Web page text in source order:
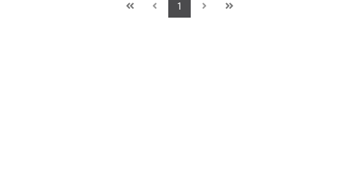
1